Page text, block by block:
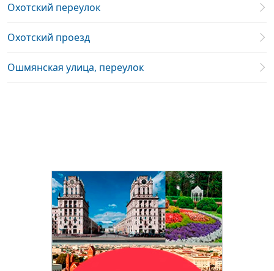
Охотский переулок
Охотский проезд
Ошмянская улица, переулок